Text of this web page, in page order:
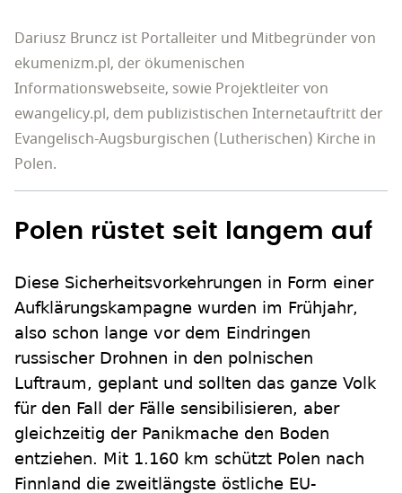
Dariusz Bruncz ist Portalleiter und Mitbegründer von
ekumenizm.pl, der ökumenischen
Informationswebseite, sowie Projektleiter von
ewangelicy.pl, dem publizistischen Internetauftritt der
Evangelisch-Augsburgischen (Lutherischen) Kirche in
Polen.
Polen rüstet seit langem auf
Diese Sicherheitsvorkehrungen in Form einer
Aufklärungskampagne wurden im Frühjahr,
also schon lange vor dem Eindringen
russischer Drohnen in den polnischen
Luftraum, geplant und sollten das ganze Volk
für den Fall der Fälle sensibilisieren, aber
gleichzeitig der Panikmache den Boden
entziehen. Mit 1.160 km schützt Polen nach
Finnland die zweitlängste östliche EU-